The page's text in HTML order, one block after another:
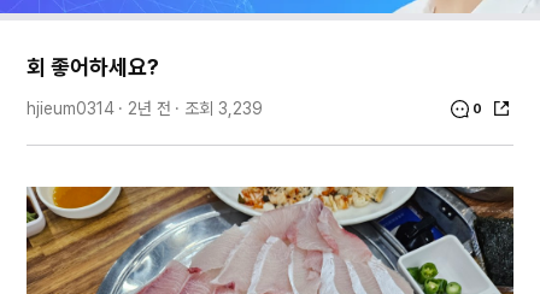
회 좋어하세요?
hjieum0314 2년 전 조회3,239 0